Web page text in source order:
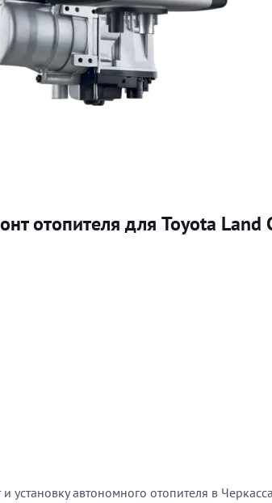
отопителя для Toyota Land
установку автономного отопителя в